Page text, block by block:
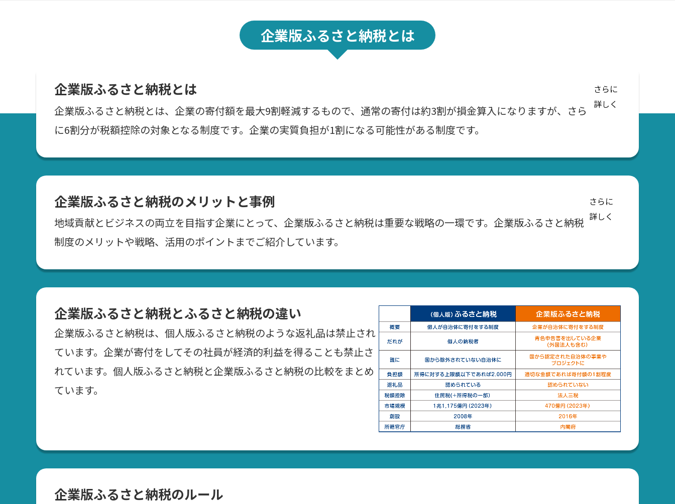
企業版ふるさと納税とは
企業版ふるさと納税とは
企業版ふるさと納税とは、企業の寄付額を最大9割軽減するもので、通常の寄付は約3割が損金算入になりますが、さら
に6割分が税額控除の対象となる制度です。企業の実質負担が1割になる可能性がある制度です。
さらに
詳しく
企業版ふるさと納税のメリットと事例
地域貢献とビジネスの両立を目指す企業にとって、企業版ふるさと納税は重要な戦略の一環です。企業版ふるさと納税
制度のメリットや戦略、活用のポイントまでご紹介しています。
さらに
詳しく
企業版ふるさと納税とふるさと納税の違い
企業版ふるさと納税は、個人版ふるさと納税のような返礼品は禁止され
ています。企業が寄付をしてその社員が経済的利益を得ることも禁止さ
れています。個人版ふるさと納税と企業版ふるさと納税の比較をまとめ
ています。
企業版ふるさと納税のルール